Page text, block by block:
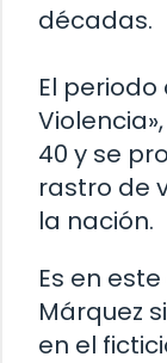
décadas.
El
40 y se
rastro de
la nación.
Es en
Márquez
en el